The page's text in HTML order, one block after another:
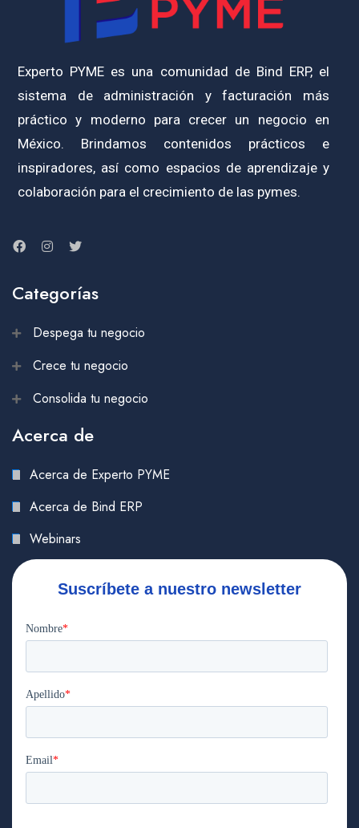
Experto PYME es una comunidad de Bind ERP, el
sistema de administración y facturación más
práctico y moderno para crecer un negocio en
México. Brindamos contenidos prácticos e
inspiradores, así como espacios de aprendizaje y
colaboración para el crecimiento de las pymes.
Categorías
Despega tu negocio
Crece tu negocio
Consolida tu negocio
Acerca de
Acerca de Experto PYME
Acerca de Bind ERP
Webinars
Suscríbete a nuestro newsletter